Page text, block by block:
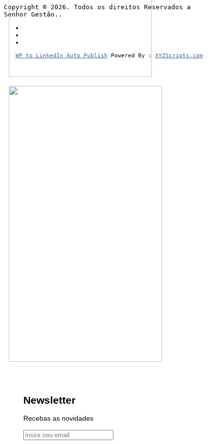
Newsletter
Recebas as novidades
Copyright © 2026. Todos os direitos Reservados a
Senhor Gestão..
WP to LinkedIn Auto Publish Powered By : XYZScripts.com